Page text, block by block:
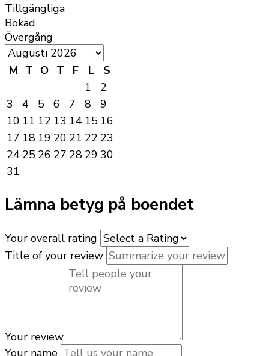
Tillgängliga
Bokad
Övergång
M T O T F L
S
1
2
3
4 5 6 7 8
9
10 11 12 13 14 15 16
17 18 19 20 21 22 23
24 25 26 27 28 29 30
31
Lämna betyg på boendet
Your overall rating
Title of your review
Your review
Your name